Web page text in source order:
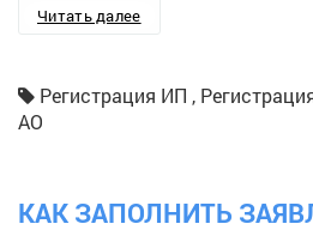
Читать далее
Регистрация ИП ,
АО
КАК ЗАПОЛНИТЬ